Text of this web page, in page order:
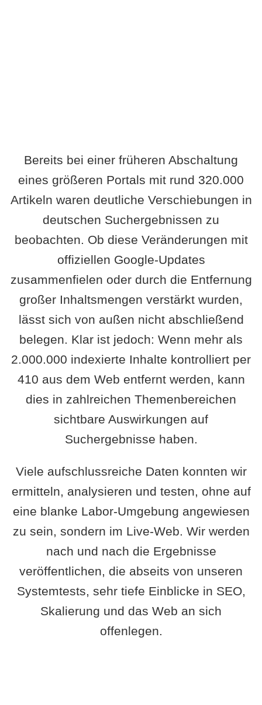
Bereits bei einer früheren Abschaltung
eines größeren Portals mit rund 320.000
Artikeln waren deutliche Verschiebungen in
deutschen Suchergebnissen zu
beobachten. Ob diese Veränderungen mit
offiziellen Google-Updates
zusammenfielen oder durch die Entfernung
großer Inhaltsmengen verstärkt wurden,
lässt sich von außen nicht abschließend
belegen. Klar ist jedoch: Wenn mehr als
2.000.000 indexierte Inhalte kontrolliert per
410 aus dem Web entfernt werden, kann
dies in zahlreichen Themenbereichen
sichtbare Auswirkungen auf
Suchergebnisse haben.
Viele aufschlussreiche Daten konnten wir
ermitteln, analysieren und testen, ohne auf
eine blanke Labor-Umgebung angewiesen
zu sein, sondern im Live-Web. Wir werden
nach und nach die Ergebnisse
veröffentlichen, die abseits von unseren
Systemtests, sehr tiefe Einblicke in SEO,
Skalierung und das Web an sich
offenlegen.